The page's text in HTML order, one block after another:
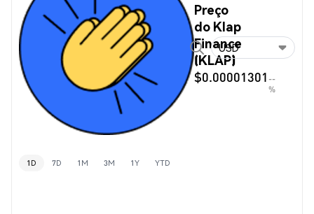
Preço
do Klap
Finance
(KLAP)
$0.00001301 --
%
USD
1D 7D 1M 3M 1Y YTD